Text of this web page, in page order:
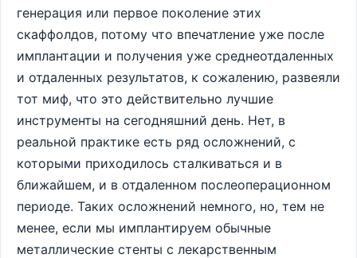
генерация или первое поколение этих
скаффолдов, потому что впечатление уже после
имплантации и получения уже среднеотдаленных
и отдаленных результатов, к сожалению, развеяли
тот миф, что это действительно лучшие
инструменты на сегодняшний день. Нет, в
реальной практике есть ряд осложнений, с
которыми приходилось сталкиваться и в
ближайшем, и в отдаленном послеоперационном
периоде. Таких осложнений немного, но, тем не
менее, если мы имплантируем обычные
металлические стенты с лекарственным